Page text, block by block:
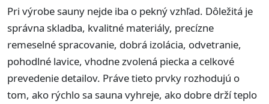
Pri výrobe sauny nejde iba o pekný vzhľad. Dôležitá je
správna skladba, kvalitné materiály, precízne
remeselné spracovanie, dobrá izolácia, odvetranie,
pohodlné lavice, vhodne zvolená piecka a celkové
prevedenie detailov. Práve tieto prvky rozhodujú o
tom, ako rýchlo sa sauna vyhreje, ako dobre drží teplo